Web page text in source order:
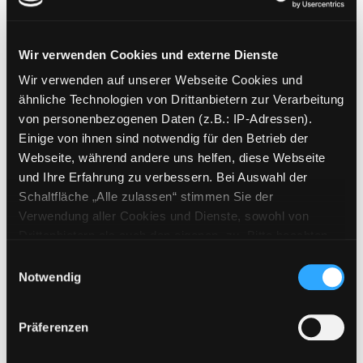
Wir verwenden Cookies und externe Dienste
Wir verwenden auf unserer Webseite Cookies und
ähnliche Technologien von Drittanbietern zur Verarbeitung
von personenbezogenen Daten (z.B.: IP-Adressen).
Einige von ihnen sind notwendig für den Betrieb der
Webseite, während andere uns helfen, diese Webseite
und Ihre Erfahrung zu verbessern. Bei Auswahl der
Schaltfläche „Alle zulassen“ stimmen Sie der
Verwendung aller Cookies und Dienste, sowohl von
Cookies von Drittanbietern, eine Verarbeitung in
unsicheren Drittländern (Länder außerhalb des EWR
ohne adäquates Datenschutzniveau) stattfinden kann. In
diesem Zusammenhang können aktuell Risiken für
Notwendig
Präferenzen
Exemplar-Details von 04.; So schaffst du die
Klasse HS / AHS und Neue
Mittelschule
Suche nach diesem Verfasser
Jahr:2012
Verlag: Wien, G. u. G.
Buchvertriebges.
Übergeordnetes Werk:Aufsteigen
in Englisch
Bandangabe:04.
Klasse HS / AHS und Neue